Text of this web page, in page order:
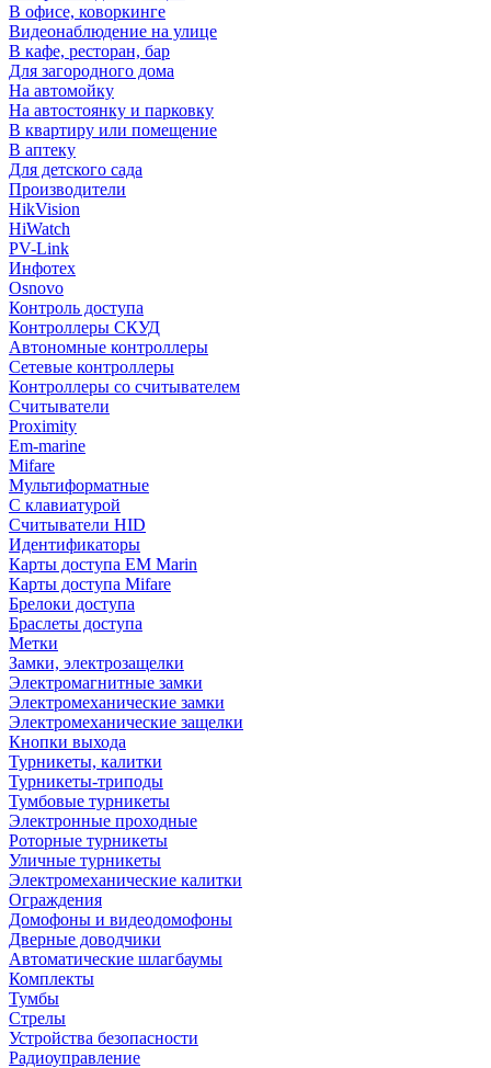
В офисе, коворкинге
Видеонаблюдение на улице
В кафе, ресторан, бар
Для загородного дома
На автомойку
На автостоянку и парковку
В квартиру или помещение
В аптеку
Для детского сада
Производители
HikVision
HiWatch
PV-Link
Инфотех
Osnovo
Контроль доступа
Контроллеры СКУД
Автономные контроллеры
Сетевые контроллеры
Контроллеры со считывателем
Считыватели
Proximity
Em-marine
Mifare
Мультиформатные
С клавиатурой
Считыватели HID
Идентификаторы
Карты доступа EM Marin
Карты доступа Mifare
Брелоки доступа
Браслеты доступа
Метки
Замки, электрозащелки
Электромагнитные замки
Электромеханические замки
Электромеханические защелки
Кнопки выхода
Турникеты, калитки
Турникеты-триподы
Тумбовые турникеты
Электронные проходные
Роторные турникеты
Уличные турникеты
Электромеханические калитки
Ограждения
Домофоны и видеодомофоны
Дверные доводчики
Автоматические шлагбаумы
Комплекты
Тумбы
Стрелы
Устройства безопасности
Радиоуправление